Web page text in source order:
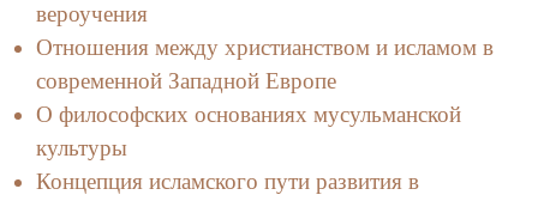
вероучения
Отношения между христианством и исламом в
современной Западной Европе
О философских основаниях мусульманской
культуры
Концепция исламского пути развития в